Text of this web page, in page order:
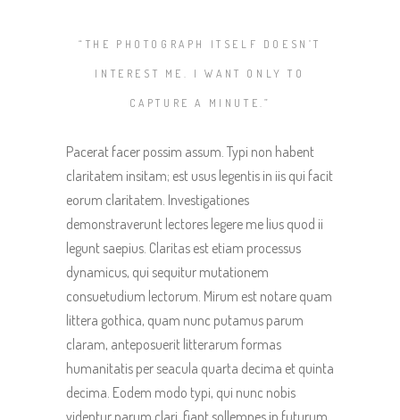
“THE PHOTOGRAPH ITSELF DOESN’T
INTEREST ME. I WANT ONLY TO
CAPTURE A MINUTE.”
Pacerat facer possim assum. Typi non habent
claritatem insitam; est usus legentis in iis qui facit
eorum claritatem. Investigationes
demonstraverunt lectores legere me lius quod ii
legunt saepius. Claritas est etiam processus
dynamicus, qui sequitur mutationem
consuetudium lectorum. Mirum est notare quam
littera gothica, quam nunc putamus parum
claram, anteposuerit litterarum formas
humanitatis per seacula quarta decima et quinta
decima. Eodem modo typi, qui nunc nobis
videntur parum clari, fiant sollemnes in futurum.